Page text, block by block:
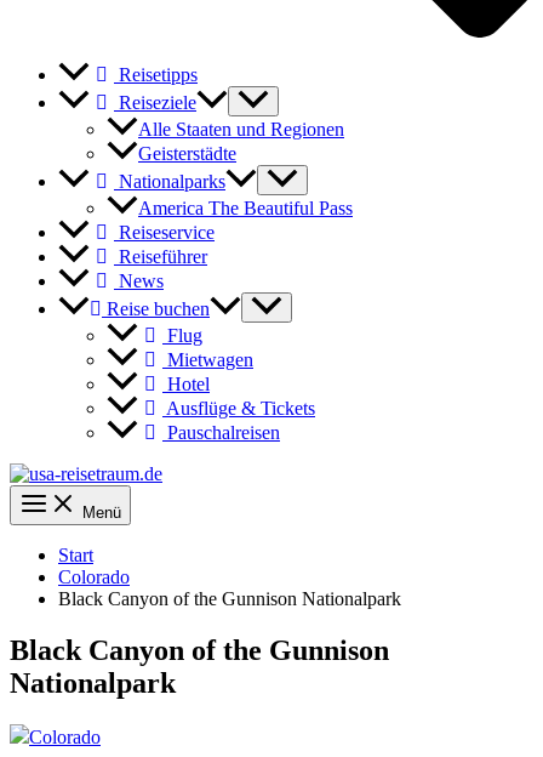
Reisetipps
Reiseziele
Alle Staaten und Regionen
Geisterstädte
Nationalparks
America The Beautiful Pass
Reiseservice
Reiseführer
News
Reise buchen
Flug
Mietwagen
Hotel
Ausflüge & Tickets
Pauschalreisen
Menü
Start
Colorado
Black Canyon of the Gunnison Nationalpark
Black Canyon of the Gunnison
Nationalpark
Colorado